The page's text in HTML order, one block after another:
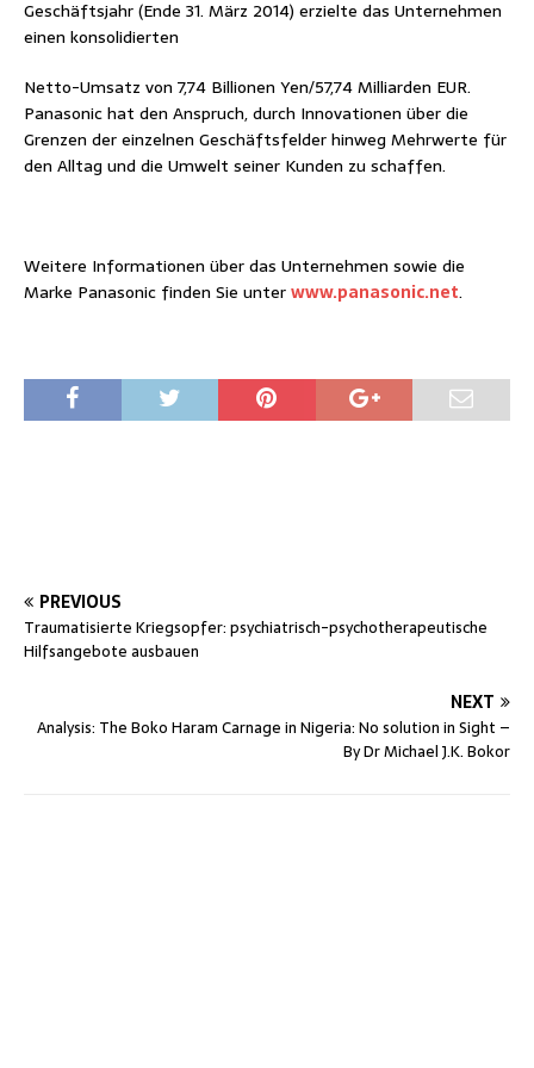
Geschäftsjahr (Ende 31. März 2014) erzielte das Unternehmen
einen konsolidierten
Netto-Umsatz von 7,74 Billionen Yen/57,74 Milliarden EUR.
Panasonic hat den Anspruch, durch Innovationen über die
Grenzen der einzelnen Geschäftsfelder hinweg Mehrwerte für
den Alltag und die Umwelt seiner Kunden zu schaffen.
Weitere Informationen über das Unternehmen sowie die
Marke Panasonic finden Sie unterwww.panasonic.net.
PREVIOUS
Traumatisierte Kriegsopfer: psychiatrisch-psychotherapeutische
Hilfsangebote ausbauen
NEXT
Analysis: The Boko Haram Carnage in Nigeria: No solution in Sight –
By Dr Michael J.K. Bokor